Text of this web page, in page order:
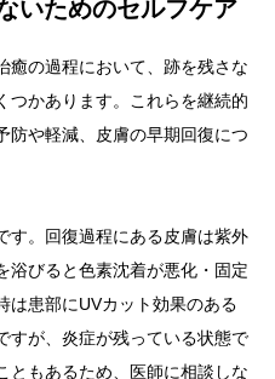
いためのセルフケア
癒の過程において、跡を残さな
つかあります。これらを継続的
防や軽減、皮膚の早期回復につ
す。回復過程にある皮膚は紫外
浴びると色素沈着が悪化・固定
は患部にUVカット効果のある
すが、炎症が残っている状態で
ともあるため、医師に相談しな